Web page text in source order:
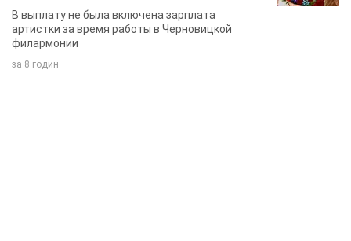
певица
В выплату не была включена зарплата
артистки за время работы в Черновицкой
филармонии
за 8 годин